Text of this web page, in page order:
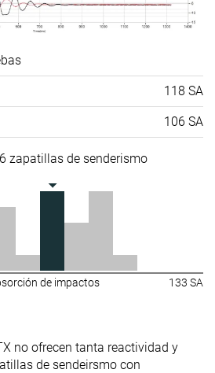
118 SA
106 SA
zapatillas de senderismo
de impactos 133 SA
no ofrecen tanta reactividad y
de sendeirsmo con